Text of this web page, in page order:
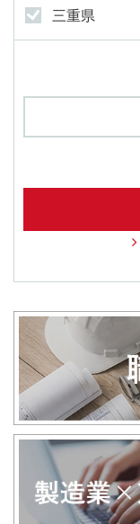
三重県